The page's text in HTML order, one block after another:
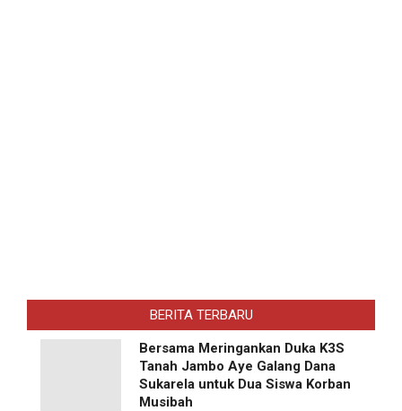
BERITA TERBARU
Bersama Meringankan Duka K3S
Tanah Jambo Aye Galang Dana
Sukarela untuk Dua Siswa Korban
Musibah